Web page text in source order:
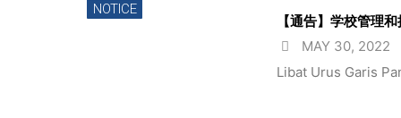
NOTICE
【通告】学校管理
MAY 30, 2022
Libat Urus Garis